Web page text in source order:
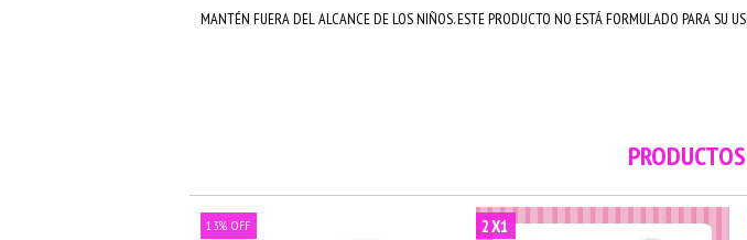
MANTÉN FUERA DEL ALCANCE DE LOS NIÑOS. ESTE PRODUCTO NO ESTÁ FORMULADO PARA SU
13% OFF 2X1